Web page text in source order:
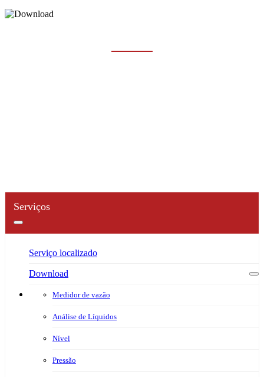
Serviços
Serviço localizado
Download
Medidor de vazão
Análise de Líquidos
Nível
Pressão